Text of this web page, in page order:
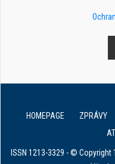
HOMEPAGE ZPRÁVY
ISSN 1213-3329 - ©